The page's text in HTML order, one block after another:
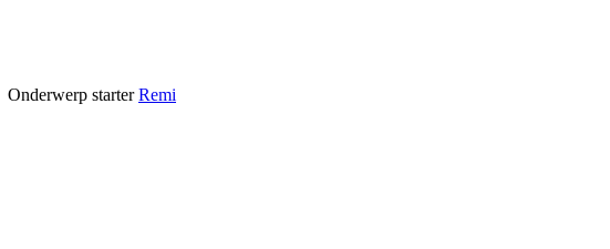
Onderwerp starter Remi